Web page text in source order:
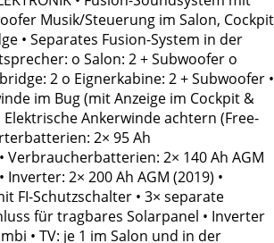
Musik/Steuerung im Salon, Cockpit
• Separates Fusion-System in der
o Salon: 2 + Subwoofer o
2 o Eignerkabine: 2 + Subwoofer •
im Bug (mit Anzeige im Cockpit &
Elektrische Ankerwinde achtern (Free-
2× 95 Ah
Verbraucherbatterien: 2× 140 Ah AGM
2× 200 Ah AGM (2019) •
FI-Schutzschalter • 3× separate
für tragbares Solarpanel • Inverter
• TV: je 1 im Salon und in der